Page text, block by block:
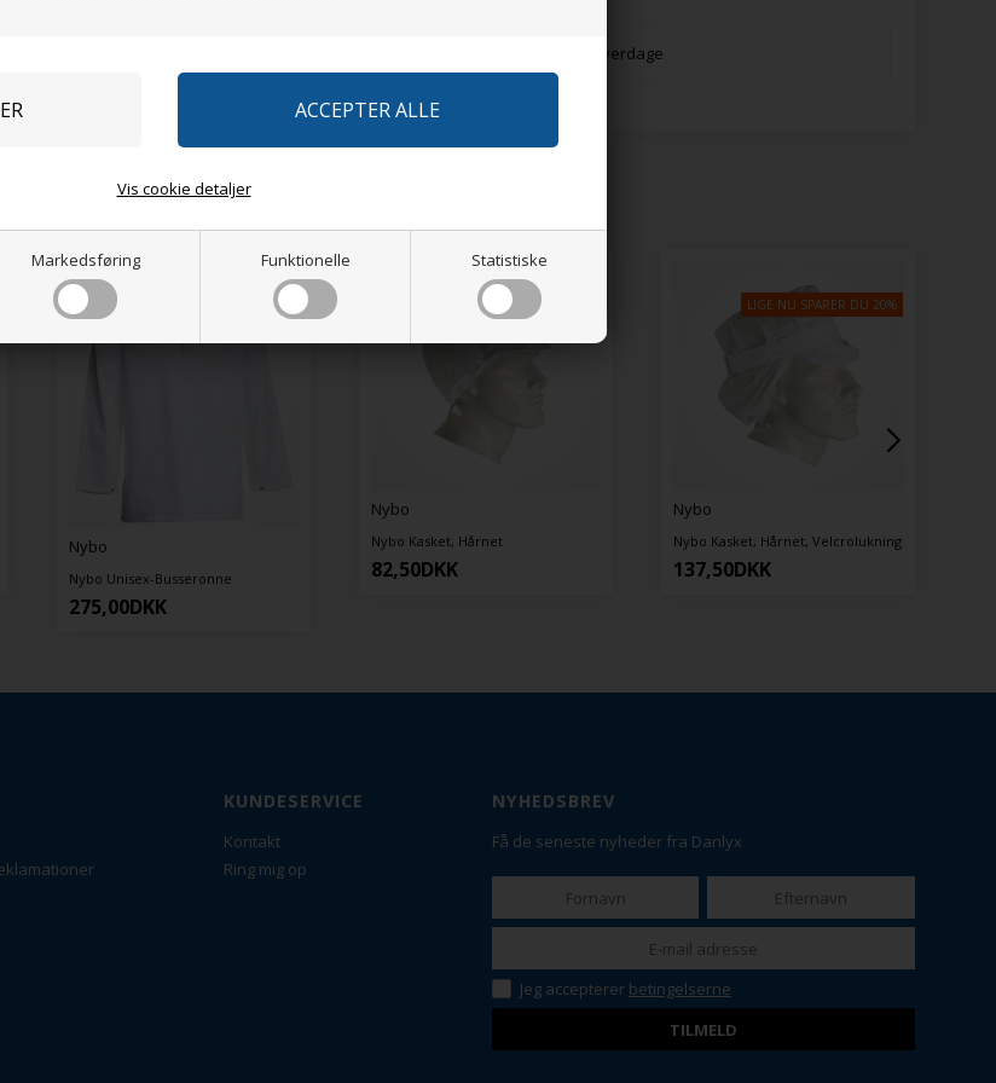
Markedsføring Funktionelle Statistiske
Vis cookie detaljer
Lev. 1-3 hverdage
Relaterede produkter
82,50
Nybo Kasket, Hårnet, Velcrolukning
137,50
Nybo Unisex-Jakke
302,50
KUNDESERVICE
Kontakt
Ring mig op
NYHEDSBREV
Få de seneste nyheder fra Danlyx
Jeg accepterer betingelserne